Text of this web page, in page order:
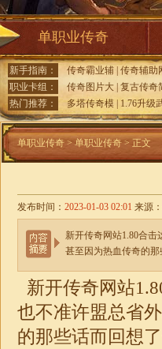
单职业传奇
新手指南： 传奇霸业辅 传奇辅助
职业卡组：
传奇图片大 复古传奇
热门推荐：
多塔传奇模 1.76升级
单职业传奇 > 单职业传奇 > 正文
发布时间： 2023-01-03 02:01 来源：
新开传奇网站1.80合
甚至因为热血传奇的那
新开传奇网站
也不准许盟总省
的那些话而回想